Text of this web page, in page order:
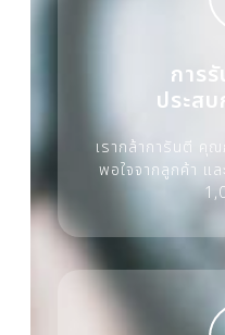
การ
ประส
เรากล้าการันตี คุ
พอใจจากลูกค้า แ